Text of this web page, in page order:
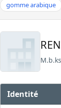
gomme arabique
Identité